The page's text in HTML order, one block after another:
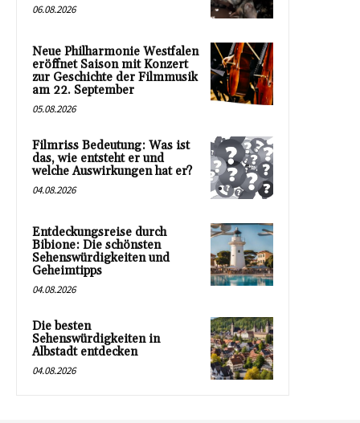
06.08.2026
Neue Philharmonie Westfalen
eröffnet Saison mit Konzert
zur Geschichte der Filmmusik
am 22. September
05.08.2026
Filmriss Bedeutung: Was ist
das, wie entsteht er und
welche Auswirkungen hat er?
04.08.2026
Entdeckungsreise durch
Bibione: Die schönsten
Sehenswürdigkeiten und
Geheimtipps
04.08.2026
Die besten
Sehenswürdigkeiten in
Albstadt entdecken
04.08.2026